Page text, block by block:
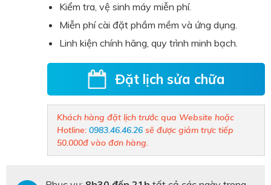
Kiểm tra, vệ sinh máy miễn phí.
Miễn phí cài đặt phầm mềm và ứng dụng.
Linh kiện chính hãng, quy trình minh bạch.
Đặt lịch sửa chữa
Khách hàng đặt lịch trước qua Website hoặc
Hotline: 0983.46.46.26 sẽ được giảm trực tiếp
50.000đ vào đơn hàng.